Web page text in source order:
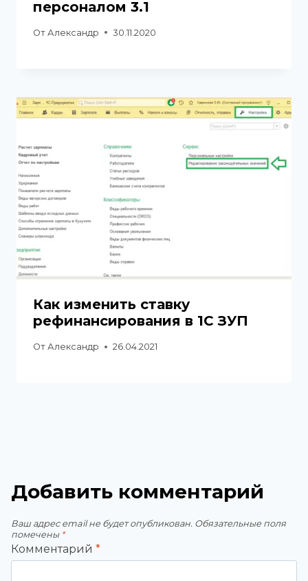
персоналом 3.1
От Александр 30.11.2020
Как изменить ставку
рефинансирования в 1С ЗУП
От Александр 26.04.2021
Добавить комментарий
Ваш адрес email не будет опубликован. Обязательные поля
помечены *
Комментарий *